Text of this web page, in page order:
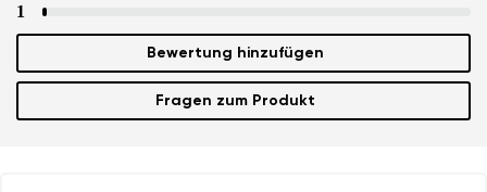
1
Bewertung hinzufügen
Fragen zum Produkt